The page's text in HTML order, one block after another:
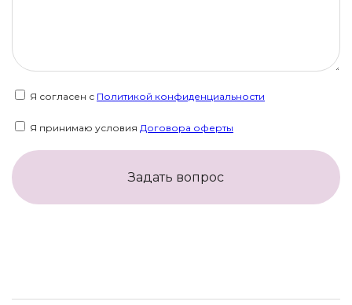
Я согласен с Политикой конфиденциальности
Я принимаю условия Договора оферты
Задать вопрос